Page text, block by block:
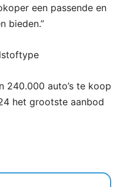
een passende en
bieden.”
240.000 auto’s te koop
het grootste aanbod